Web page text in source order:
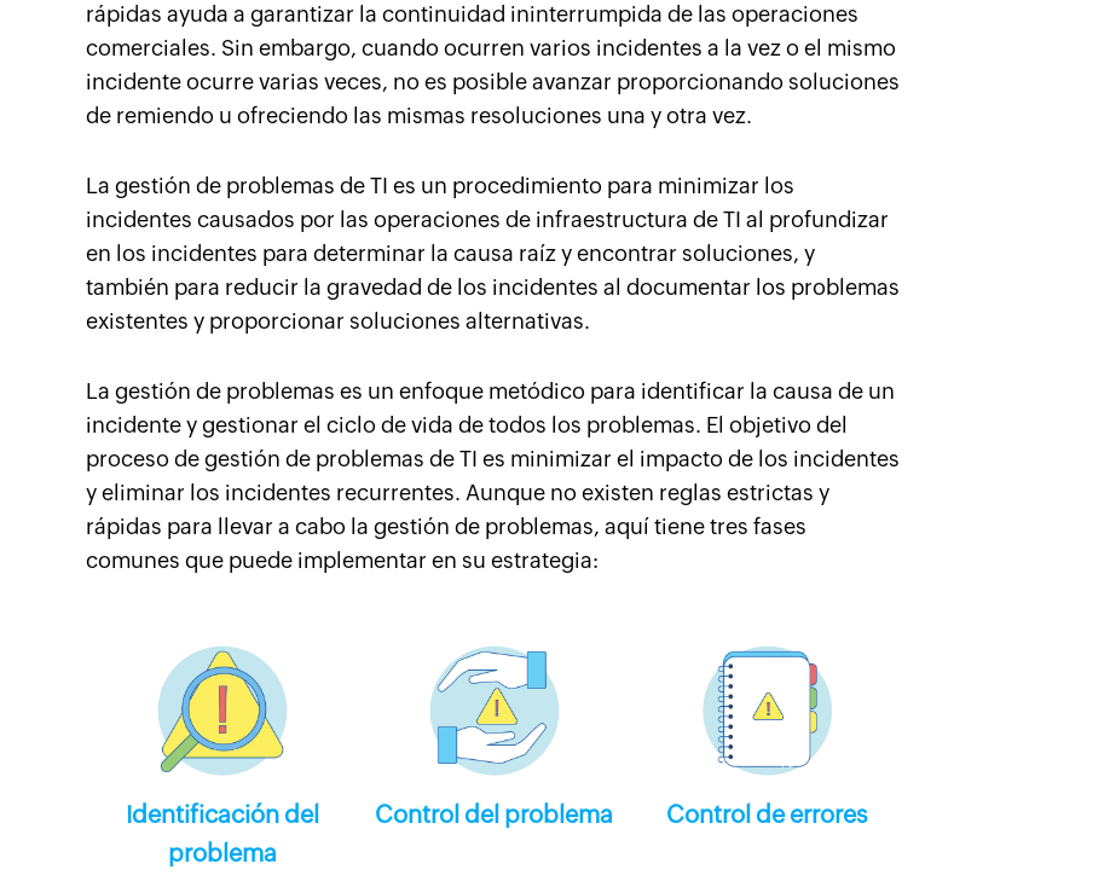
rápidas ayuda a garantizar la continuidad ininterrumpida de las operaciones
comerciales. Sin embargo, cuando ocurren varios incidentes a la vez o el mismo
incidente ocurre varias veces, no es posible avanzar proporcionando soluciones
de remiendo u ofreciendo las mismas resoluciones una y otra vez.
La gestión de problemas de TI es un procedimiento para minimizar los
incidentes causados por las operaciones de infraestructura de TI al profundizar
en los incidentes para determinar la causa raíz y encontrar soluciones, y
también para reducir la gravedad de los incidentes al documentar los problemas
existentes y proporcionar soluciones alternativas.
La gestión de problemas es un enfoque metódico para identificar la causa de un
incidente y gestionar el ciclo de vida de todos los problemas. El objetivo del
proceso de gestión de problemas de TI es minimizar el impacto de los incidentes
y eliminar los incidentes recurrentes. Aunque no existen reglas estrictas y
rápidas para llevar a cabo la gestión de problemas, aquí tiene tres fases
comunes que puede implementar en su estrategia:
Identificación del
problema
Control del problema Control de errores